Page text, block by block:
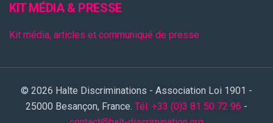
KIT MÉDIA & PRESSE
Kit média, articles et communiqué de presse
© 2026 Halte Discriminations - Association Loi 1901 -
25000 Besançon, France. Tél. +33 (0)3 81 50 72 96 -